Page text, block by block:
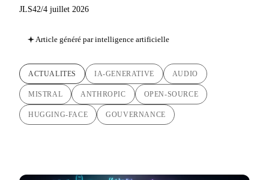
JLS42/4 juillet 2026
Article généré par intelligence artificielle
ACTUALITES IA-GENERATIVE AUDIO
MISTRAL ANTHROPIC OPEN-SOURCE
HUGGING-FACE GOUVERNANCE